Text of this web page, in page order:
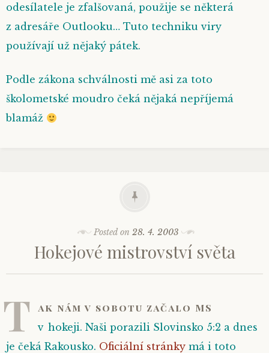
odesílatele je zfalšovaná, použije se některá
z adresáře Outlooku… Tuto techniku viry
používají už nějaký pátek.
Podle zákona schválnosti mě asi za toto
školometské moudro čeká nějaká nepříjemá
blamáž
Posted on28. 4. 2003
Hokejové mistrovství světa
T ak nám v sobotu začalo MS
v hokeji. Naši porazili Slovinsko 5:2 a dnes
je čeká Rakousko. Oficiální stránky má i toto